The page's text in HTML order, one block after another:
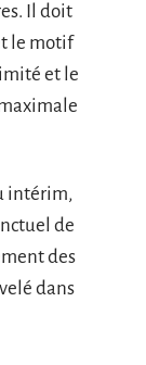
Il doit
le motif
et le
intérim,
de
des
dans